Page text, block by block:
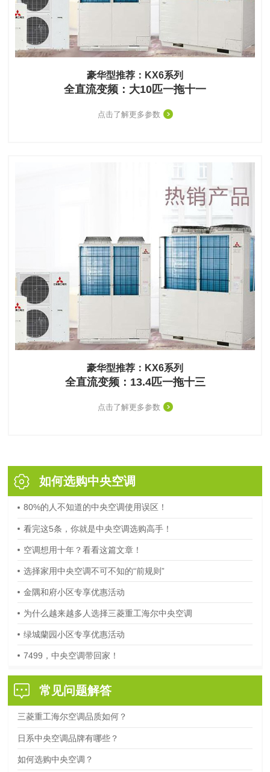
豪华型推荐：KX6系列
全直流变频：大10匹一拖十一
点击了解更多参数
豪华型推荐：KX6系列
全直流变频：13.4匹一拖十三
点击了解更多参数
如何选购中央空调
80%的人不知道的中央空调使用误区！
看完这5条，你就是中央空调选购高手！
空调想用十年？看看这篇文章！
选择家用中央空调不可不知的“前规则”
金隅和府小区专享优惠活动
为什么越来越多人选择三菱重工海尔中央空调
绿城蘭园小区专享优惠活动
7499，中央空调带回家！
常见问题解答
三菱重工海尔空调品质如何？
日系中央空调品牌有哪些？
如何选购中央空调？